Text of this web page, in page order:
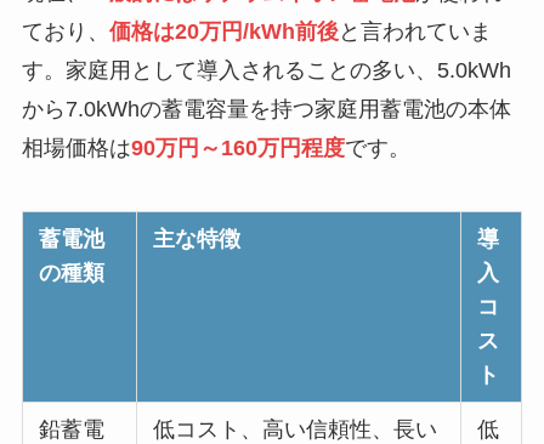
ており、 価格は20万円/kWh前後と言われていま
す。家庭用として導入されることの多い、5.0kWh
から7.0kWhの蓄電容量を持つ家庭用蓄電池の本体
相場価格は90万円～160万円程度です。
蓄電池
の種類
主な特徴
導
入
コ
ス
ト
鉛蓄電
低コスト、高い信頼性、長い
低